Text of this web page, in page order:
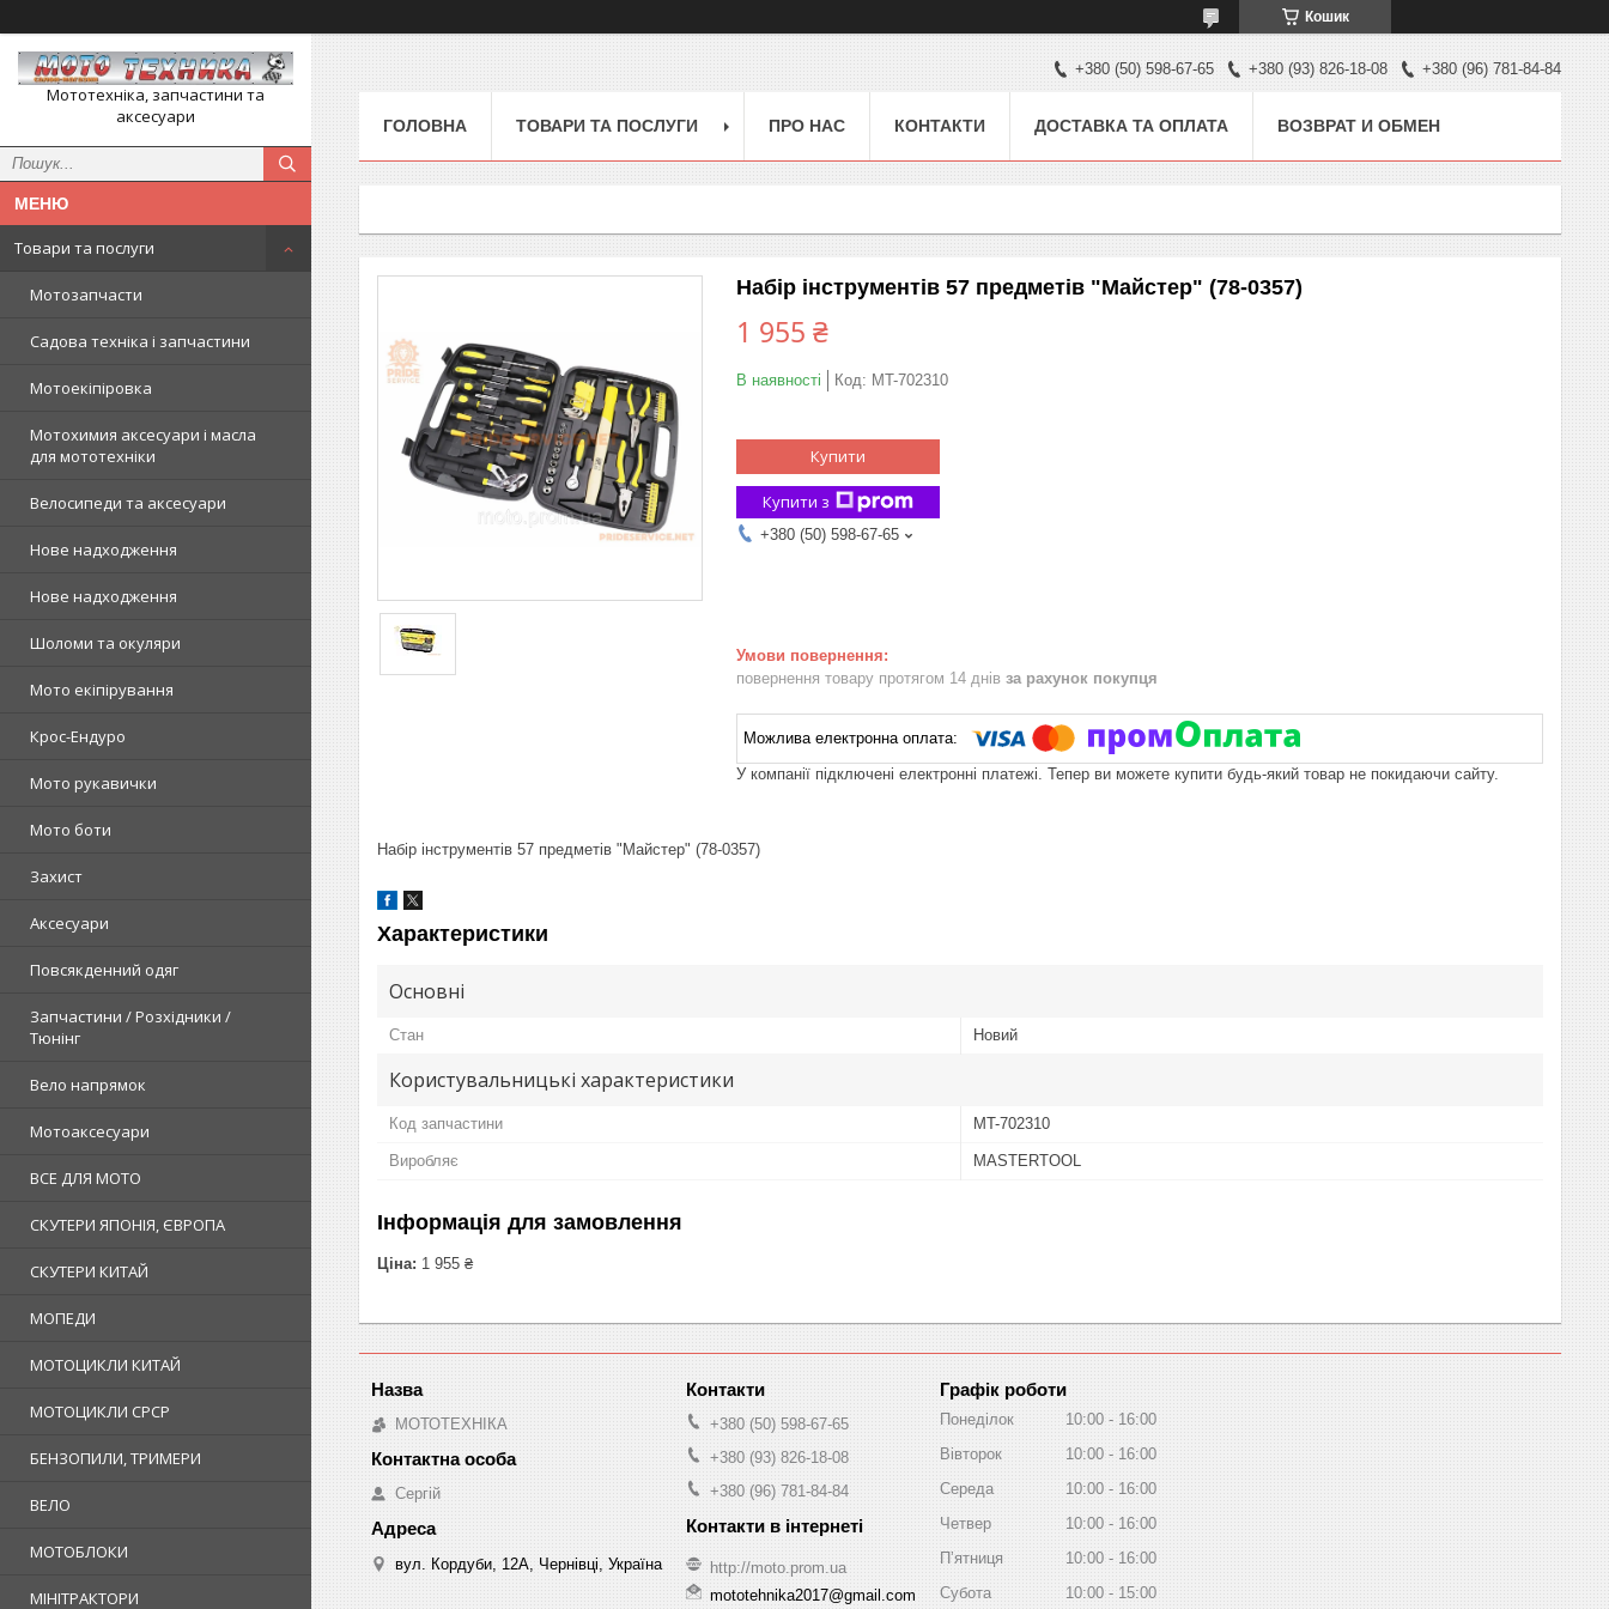
Кошик
Мототехніка, запчастини та
аксесуари
Товари та послуги
Мотозапчасти
Садова техніка і запчастини
Мотоекіпіровка
Мотохимия аксесуари і масла
для мототехніки
Велосипеди та аксесуари
Нове надходження
Нове надходження
Шоломи та окуляри
Мото екіпірування
Крос-Ендуро
Мото рукавички
Мото боти
Захист
Аксесуари
Повсякденний одяг
Запчастини / Розхідники /
Тюнінг
Вело напрямок
Мотоаксесуари
ВСЕ ДЛЯ МОТО
СКУТЕРИ ЯПОНІЯ, ЄВРОПА
СКУТЕРИ КИТАЙ
МОПЕДИ
МОТОЦИКЛИ КИТАЙ
МОТОЦИКЛИ СРСР
БЕНЗОПИЛИ, ТРИМЕРИ
ВЕЛО
МОТОБЛОКИ
МІНІТРАКТОРИ
+380 (50) 598-67-65 +380 (93) 826-18-08 +380 (96) 781-84-84
ГОЛОВНА ТОВАРИ ТА ПОСЛУГИ ПРО НАС КОНТАКТИ ДОСТАВКА ТА ОПЛАТА ВОЗВРАТ И ОБМЕН
Набір інструментів 57 предметів "Майстер" (78-0357)
1 955 ₴
В наявності Код: MT-702310
Купити
Купити з
+380 (50) 598-67-65
повернення товару протягом 14 днів за рахунок покупця
У компанії підключені електронні платежі. Тепер ви можете купити будь-який товар не покидаючи сайту.
Набір інструментів 57 предметів "Майстер" (78-0357)
Характеристики
Основні
Стан Новий
Користувальницькі характеристики
Код запчастини MT-702310
Виробляє MASTERTOOL
Інформація для замовлення
Ціна: 1 955 ₴
МОТОТЕХНІКА
Сергій
вул. Кордуби, 12А, Чернівці, Україна
+380 (50) 598-67-65
+380 (93) 826-18-08
+380 (96) 781-84-84
http://moto.prom.ua
mototehnika2017@gmail.com
Графік роботи
Понеділок 10:00
16:00
Вівторок
10:00
16:00
Середа
10:00
16:00
Четвер
10:00
16:00
Пʼятниця
10:00
16:00
Субота
10:00
15:00